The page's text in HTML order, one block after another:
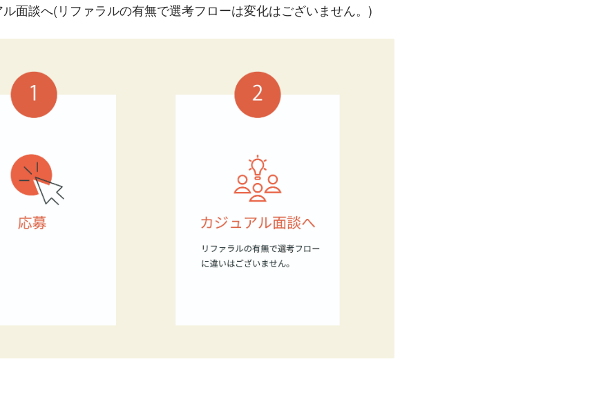
面談へ(リファラルの有無で選考フローは変化はございません。)